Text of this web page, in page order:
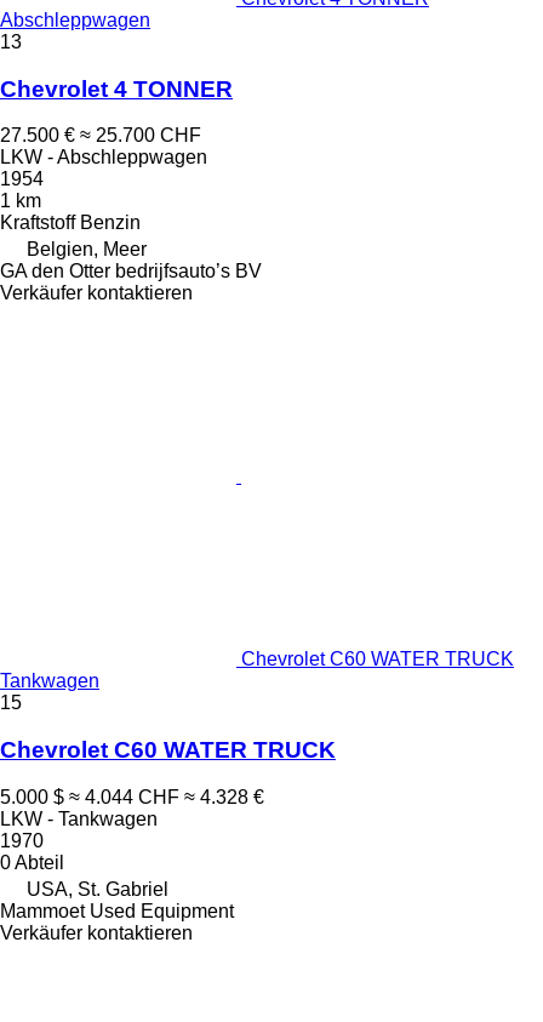
Abschleppwagen
13
Chevrolet 4 TONNER
27.500 € ≈ 25.700 CHF
LKW - Abschleppwagen
1954
1 km
Kraftstoff Benzin
Belgien, Meer
GA den Otter bedrijfsauto’s BV
Verkäufer kontaktieren
Chevrolet C60 WATER TRUCK
Tankwagen
15
Chevrolet C60 WATER TRUCK
5.000 $ ≈ 4.044 CHF ≈ 4.328 €
LKW - Tankwagen
1970
0 Abteil
USA, St. Gabriel
Mammoet Used Equipment
Verkäufer kontaktieren